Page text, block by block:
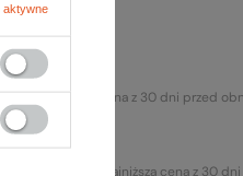
Najniższa cena z 30 dni przed
Najniższa cena z 30
aktywne